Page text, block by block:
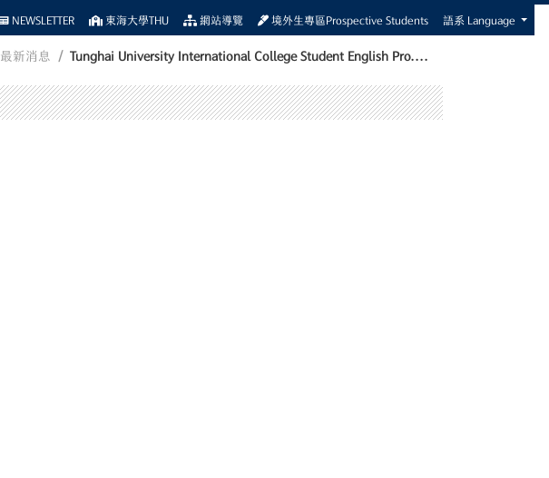
NEWSLETTER 東海大學THU 網站導覽 境外生專區Prospective Students 語系 Language
最新消息 Tunghai University International College Student English Pro....